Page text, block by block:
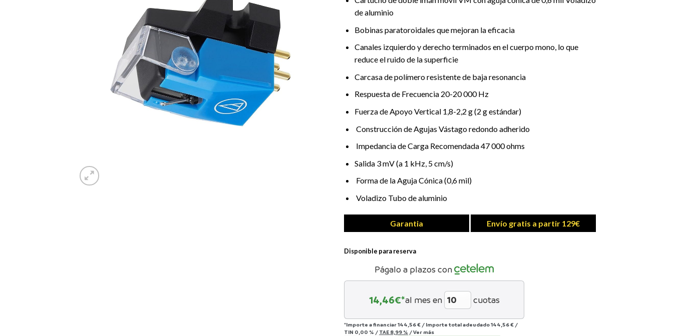
de aluminio
Bobinas paratoroidales que mejoran la eficacia
Canales izquierdo y derecho terminados en el cuerpo mono, lo que
reduce el ruido de la superficie
Carcasa de polímero resistente de baja resonancia
Respuesta de Frecuencia 20-20 000 Hz
Fuerza de Apoyo Vertical 1,8-2,2 g (2 g estándar)
Construcción de Agujas Vástago redondo adherido
Impedancia de Carga Recomendada 47 000 ohms
Salida 3 mV (a 1 kHz, 5 cm/s)
Forma de la Aguja Cónica (0,6 mil)
Voladizo Tubo de aluminio
Garantia Envío gratis a partir 129€
Disponible para reserva
Págalo a plazos con
14,46€*al mes en cuotas
*Importe a financiar144,56 € / Importe total adeudado144,56 € /
TIN 0,00 % / TAE 8,99 % /Ver más